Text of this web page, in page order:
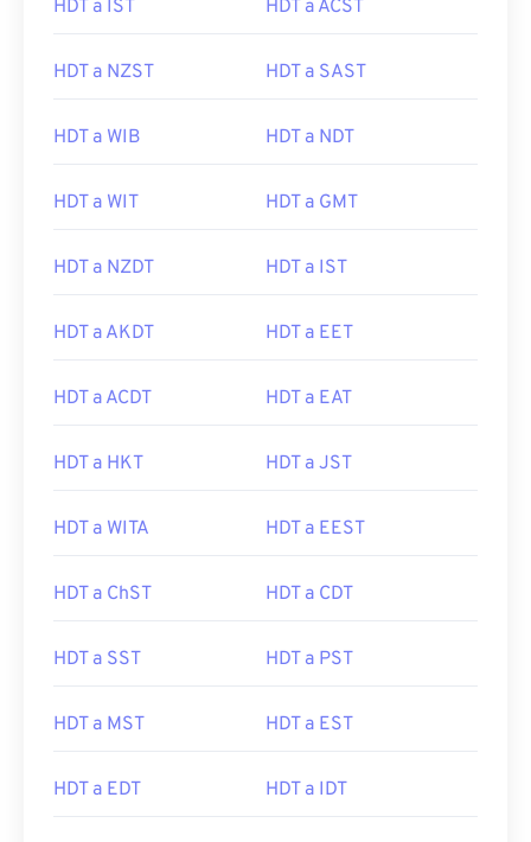
HDT a IST HDT a ACST
HDT a NZST HDT a SAST
HDT a WIB HDT a NDT
HDT a WIT HDT a GMT
HDT a NZDT HDT a IST
HDT a AKDT HDT a EET
HDT a ACDT HDT a EAT
HDT a HKT HDT a JST
HDT a WITA HDT a EEST
HDT a ChST HDT a CDT
HDT a SST HDT a PST
HDT a MST HDT a EST
HDT a EDT HDT a IDT